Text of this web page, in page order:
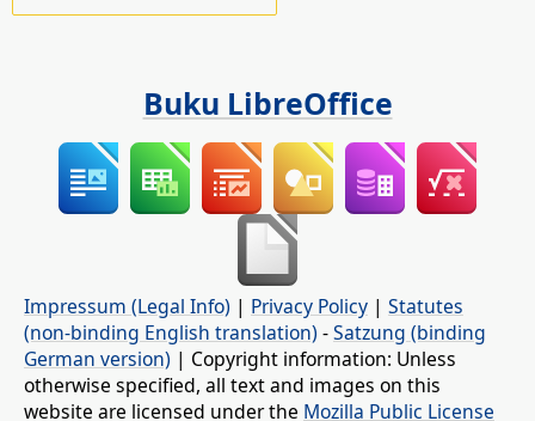
Buku LibreOffice
Impressum (Legal Info) | Privacy Policy | Statutes
(non-binding English translation) -Satzung (binding
German version) | Copyright information: Unless
otherwise specified, all text and images on this
website are licensed under the Mozilla Public License